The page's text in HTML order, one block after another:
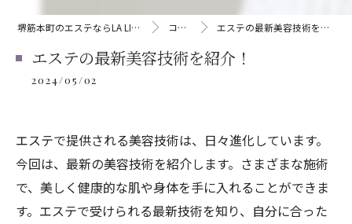
堺筋本町のエステならLA LIBERTE コラム エステの最新美容技術を紹介！
エステの最新美容技術を紹介！
2024/05/02
エステで提供される美容技術は、日々進化しています。
今回は、最新の美容技術を紹介します。さまざまな施術
で、美しく健康的な肌や身体を手に入れることができま
す。エステで受けられる最新技術を知り、自分に合った